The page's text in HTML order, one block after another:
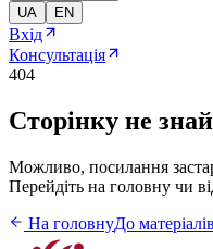
UA
EN
Вхід
Консультація
404
Сторінку не
Можливо, посилання
Перейдіть на головну чи
На головнуДо матеріалів